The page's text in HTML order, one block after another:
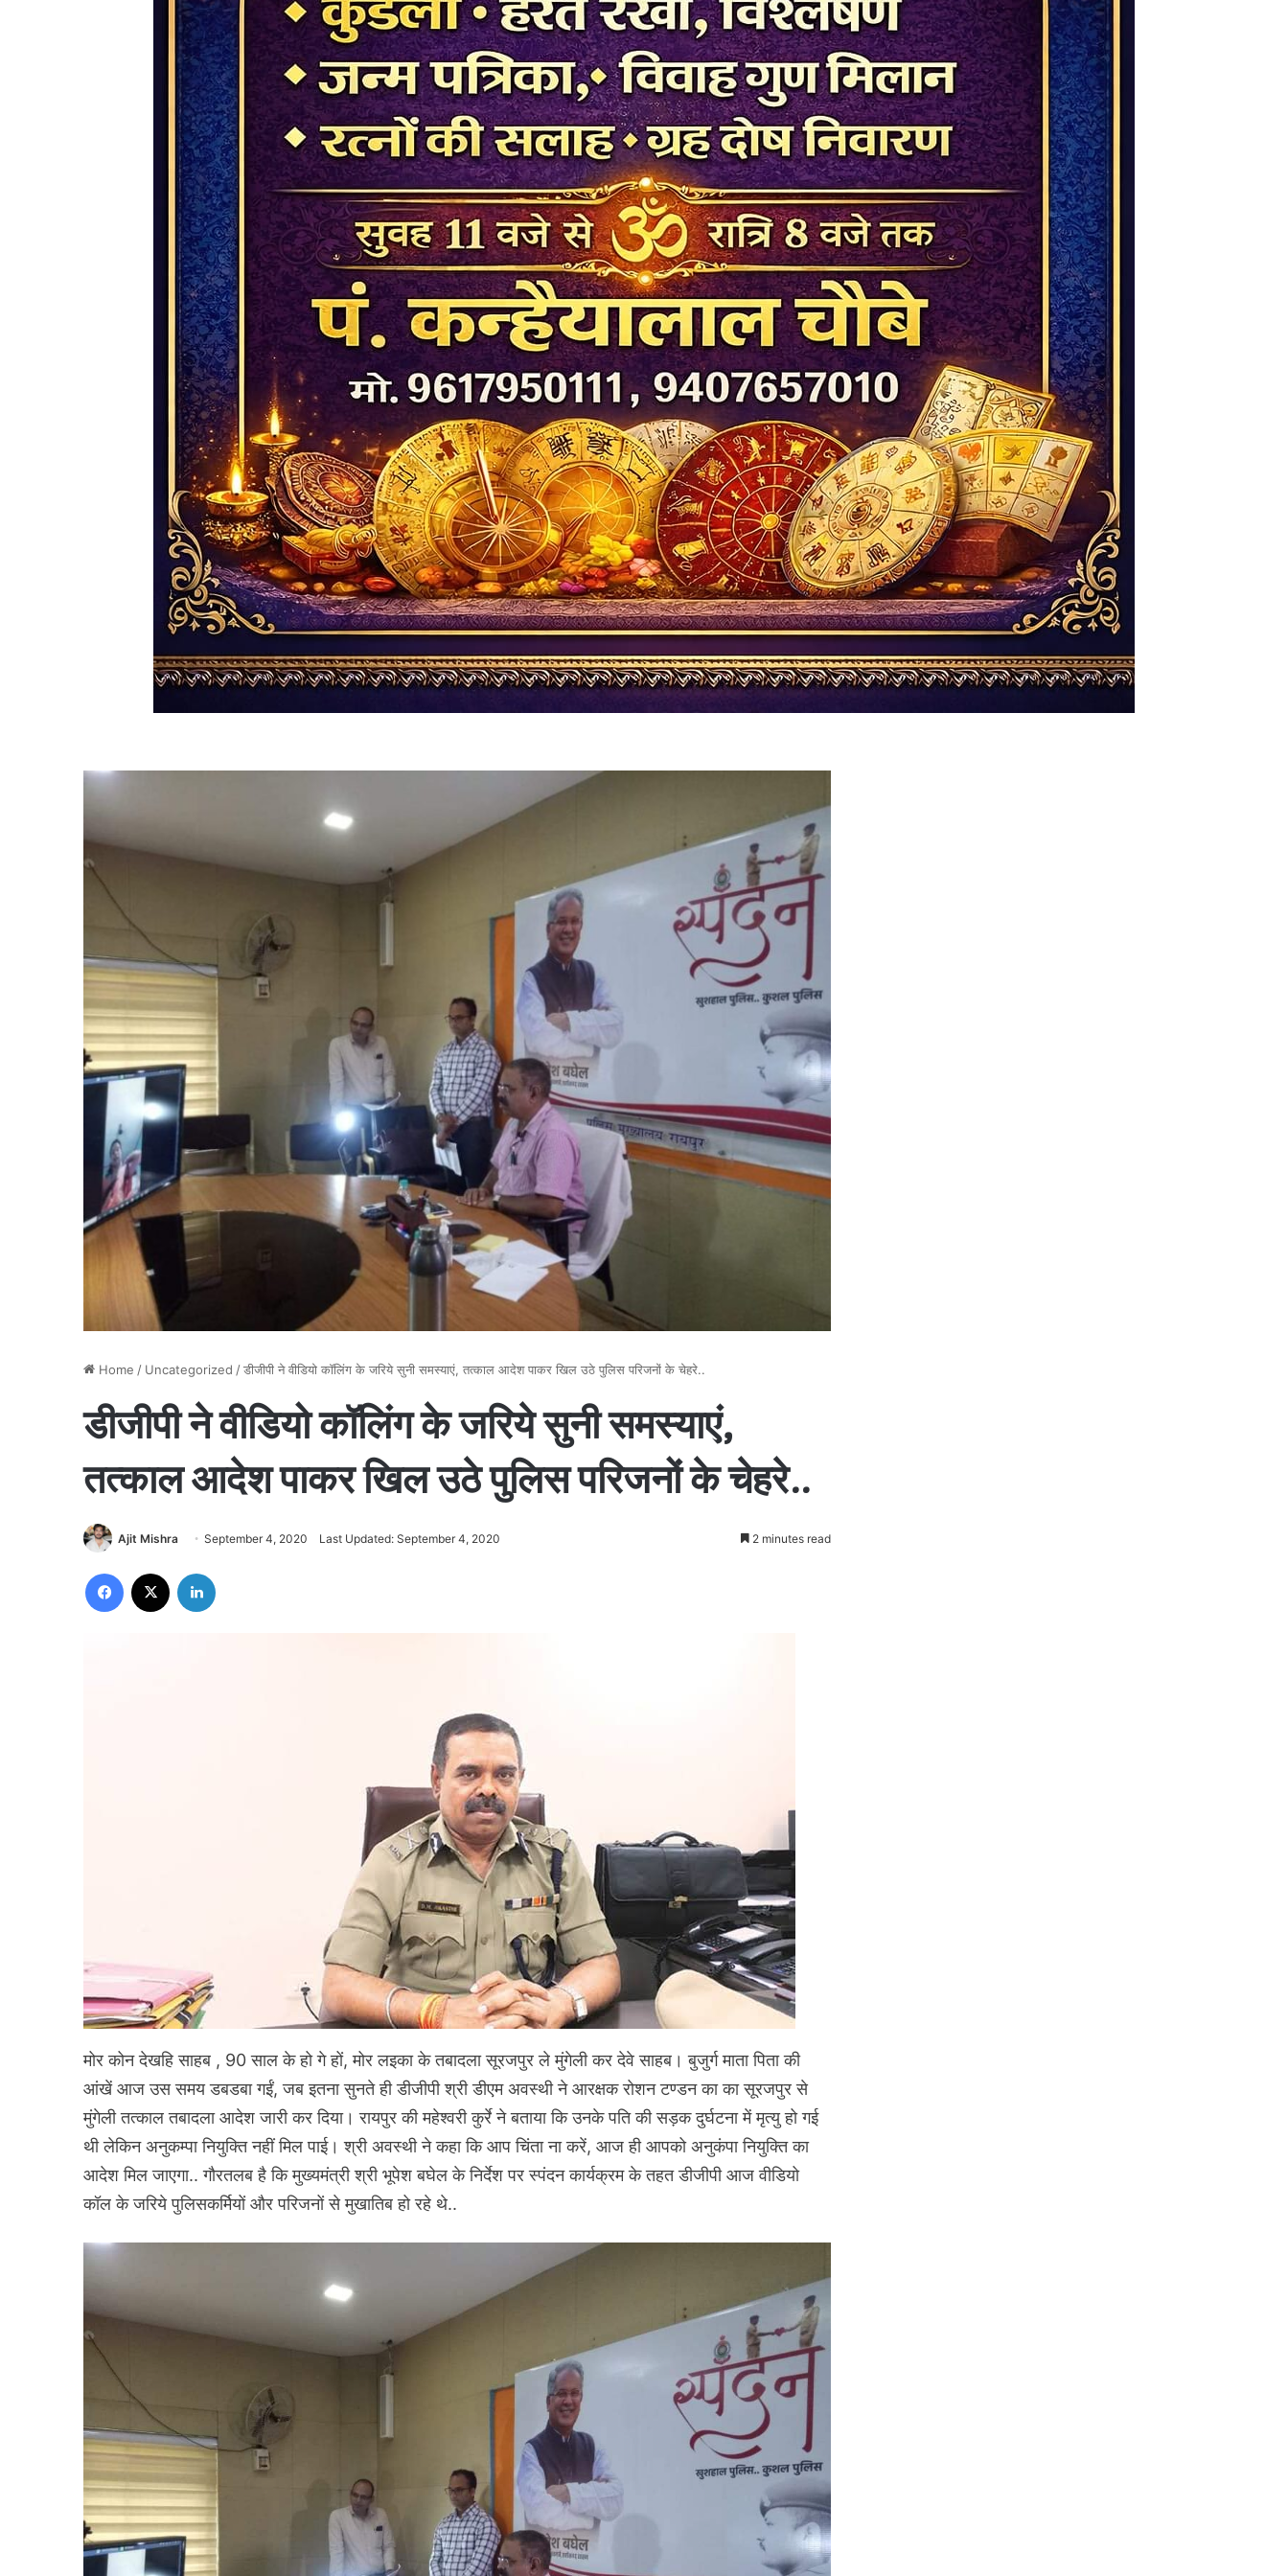
Home / Uncategorized /डीजीपी ने वीडियो कॉलिंग के जरिये सुनी समस्याएं, तत्काल आदेश पाकर खिल उठे पुलिस परिजनों के चेहरे..
डीजीपी ने वीडियो कॉलिंग के जरिये सुनी समस्याएं,
तत्काल आदेश पाकर खिल उठे पुलिस परिजनों के चेहरे..
Ajit Mishra September 4, 2020 Last Updated: September 4, 2020 2 minutes read
Facebook
मोर कोन देखहि साहब , 90 साल के हो गे हों, मोर लइका के तबादला सूरजपुर ले मुंगेली कर देवे साहब। बुजुर्ग माता पिता की
आंखें आज उस समय डबडबा गईं, जब इतना सुनते ही डीजीपी श्री डीएम अवस्थी ने आरक्षक रोशन टण्डन का का सूरजपुर से
मुंगेली तत्काल तबादला आदेश जारी कर दिया। रायपुर की महेश्वरी कुर्रे ने बताया कि उनके पति की सड़क दुर्घटना में मृत्यु हो गई
थी लेकिन अनुकम्पा नियुक्ति नहीं मिल पाई। श्री अवस्थी ने कहा कि आप चिंता ना करें, आज ही आपको अनुकंपा नियुक्ति का
आदेश मिल जाएगा.. गौरतलब है कि मुख्यमंत्री श्री भूपेश बघेल के निर्देश पर स्पंदन कार्यक्रम के तहत डीजीपी आज वीडियो
कॉल के जरिये पुलिसकर्मियों और परिजनों से मुखातिब हो रहे थे..